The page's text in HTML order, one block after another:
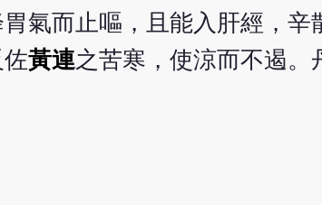
氣而止嘔，且能入肝經，辛
黃連之苦寒，使涼而不遏。